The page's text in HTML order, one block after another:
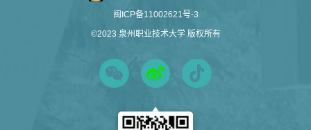
闽ICP备11002621号-3
©2023 泉州职业技术大学 版权所有